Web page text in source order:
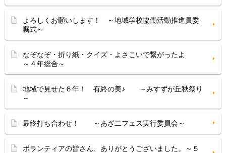
よろしくお願いします！ ～地域学校協働活動推進員委
嘱式～
なぞなぞ・折り紙・クイズ・よさこいで繋がったよ
～４年総合～
地域で見せた６年！ 有終の美♪ ～みすずが丘秋祭り
～
最終打ち合わせ！ ～あざ二フェス実行委員会～
ボランティアの皆さん、ありがとうございました。～５